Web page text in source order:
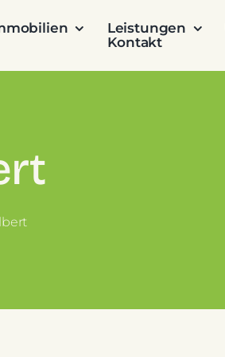
Leistungen
Kontakt